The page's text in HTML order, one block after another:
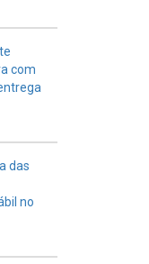
com
das
no